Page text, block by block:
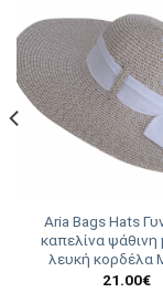
Aria Bags Hats
καπελίνα ψάθινη
λευκή κορδέλα
21.00€